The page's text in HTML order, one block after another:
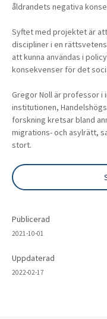
Publicerad
2021-10-01
Uppdaterad
2022-02-17
åldrandets negativa
Syftet med projektet är
discipliner i en
att kunna användas i
konsekvenser för det
Gregor Noll är professor i
institutionen,
forskning kretsar bland
migrations- och asylrätt,
stort.